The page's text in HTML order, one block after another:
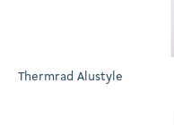
Thermrad Alustyle